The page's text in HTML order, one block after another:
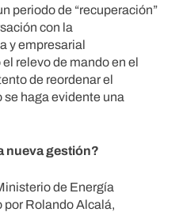
periodo de “recuperación”
con la
y empresarial
relevo de mando en el
de reordenar el
haga evidente una
nueva gestión?
de Energía
por Rolando Alcalá,